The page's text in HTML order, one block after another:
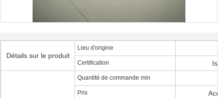
Détails sur le produit
Lieu d'origine
Certification
Quantité de commande min
Prix